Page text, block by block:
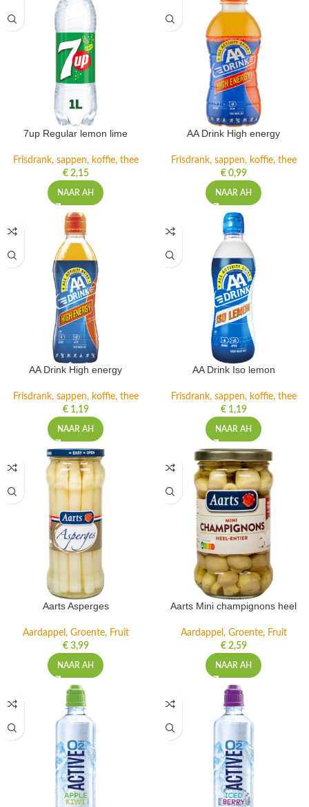
7up Regular lemon lime
Frisdrank, sappen, koffie, thee
€2,15
NAAR AH
AA Drink High energy
Frisdrank, sappen, koffie, thee
€0,99
NAAR AH
AA Drink High energy
Frisdrank, sappen, koffie, thee
€1,19
NAAR AH
AA Drink Iso lemon
Frisdrank, sappen, koffie, thee
€1,19
NAAR AH
Aarts Asperges
Aardappel, Groente, Fruit
€3,99
NAAR AH
Aarts Mini champignons heel
Aardappel, Groente, Fruit
€2,59
NAAR AH